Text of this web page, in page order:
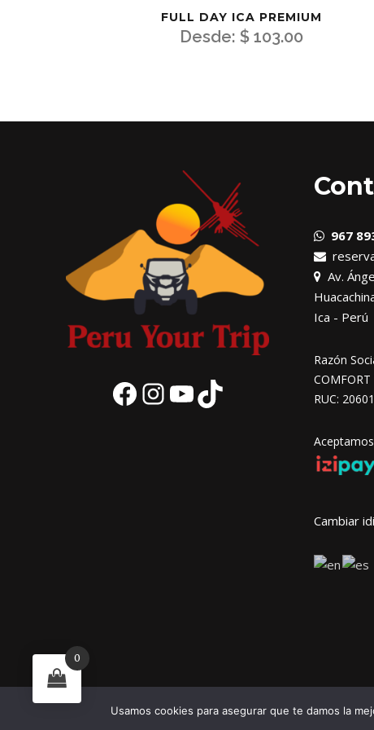
FULL DAY ICA PREMIUM
Desde: $ 103.00
FacebookInstagramYouTube
TikTok
967
Av.
Ica - Perú
Razón
COMFORT
RUC:
Cambiar
0
Usamos cookies para asegurar que te damos la